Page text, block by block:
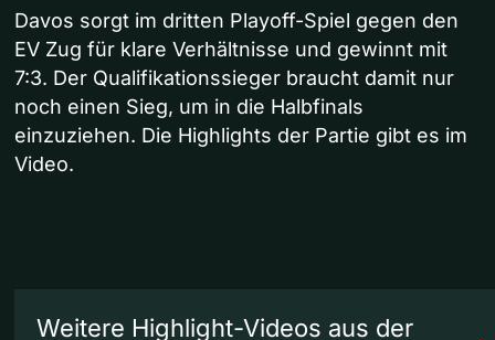
Davos sorgt im dritten Playoff-Spiel gegen den
EV Zug für klare Verhältnisse und gewinnt mit
7:3. Der Qualifikationssieger braucht damit nur
noch einen Sieg, um in die Halbfinals
einzuziehen. Die Highlights der Partie gibt es im
Video.
Weitere Highlight-Videos aus der